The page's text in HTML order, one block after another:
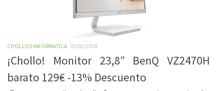
CHOLLOS INFORMATICA 05/02/2018
¡Chollo! Monitor 23,8″ BenQ VZ2470H
barato 129€ -13% Descuento